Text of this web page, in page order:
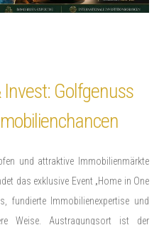
Golfgenuss
und attraktive Immobilienmärkte
das exklusive Event „Home in One
fundierte Immobilienexpertise und
Weise. Austragungsort ist der